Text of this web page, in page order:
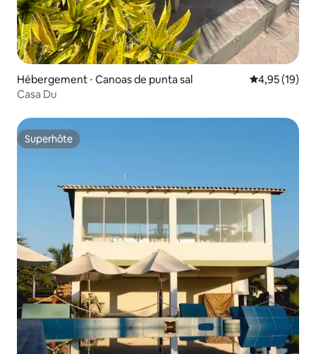
Hébergement ⋅ Canoas de punta sal Évaluation
4,95 (19)
Casa Du
Superhôte
Superhôte